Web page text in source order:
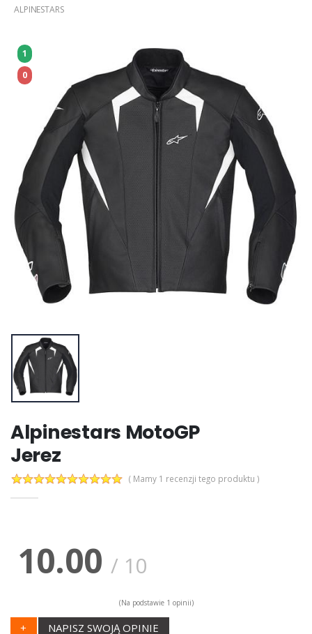
ALPINESTARS
1
0
Alpinestars MotoGP
Jerez
( Mamy 1 recenzji tego produktu )
10.00 / 10
(Na podstawie 1 opinii)
+ NAPISZ SWOJĄ OPINIE